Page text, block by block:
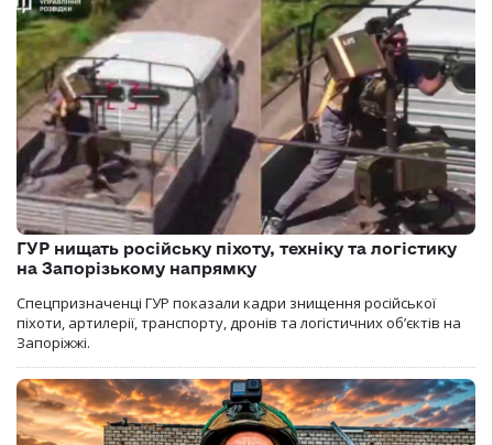
ГУР нищать російську піхоту, техніку та логістику
на Запорізькому напрямку
Спецпризначенці ГУР показали кадри знищення російської
піхоти, артилерії, транспорту, дронів та логістичних об’єктів на
Запоріжжі.